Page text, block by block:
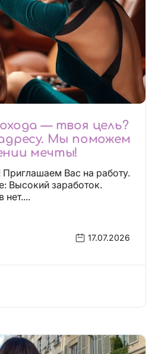
— твоя цель?
Мы поможем
в осуществлении мечты!
нет....
17.07.2026